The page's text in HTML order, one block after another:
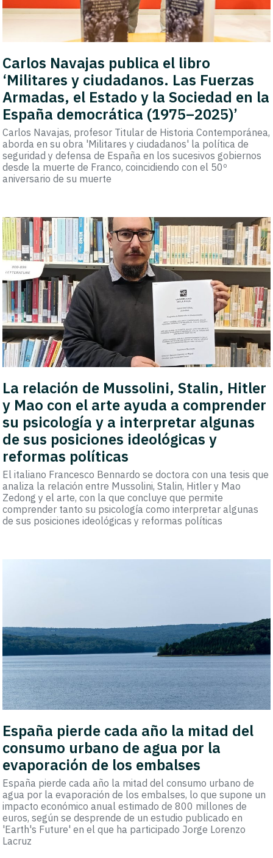
Carlos Navajas publica el libro
‘Militares y ciudadanos. Las Fuerzas
Armadas, el Estado y la Sociedad en la
España democrática (1975–2025)’
Carlos Navajas, profesor Titular de Historia Contemporánea,
aborda en su obra 'Militares y ciudadanos' la política de
seguridad y defensa de España en los sucesivos gobiernos
desde la muerte de Franco, coincidiendo con el 50º
aniversario de su muerte
La relación de Mussolini, Stalin, Hitler
y Mao con el arte ayuda a comprender
su psicología y a interpretar algunas
de sus posiciones ideológicas y
reformas políticas
El italiano Francesco Bennardo se doctora con una tesis que
analiza la relación entre Mussolini, Stalin, Hitler y Mao
Zedong y el arte, con la que concluye que permite
comprender tanto su psicología como interpretar algunas
de sus posiciones ideológicas y reformas políticas
España pierde cada año la mitad del
consumo urbano de agua por la
evaporación de los embalses
España pierde cada año la mitad del consumo urbano de
agua por la evaporación de los embalses, lo que supone un
impacto económico anual estimado de 800 millones de
euros, según se desprende de un estudio publicado en
'Earth's Future' en el que ha participado Jorge Lorenzo
Lacruz